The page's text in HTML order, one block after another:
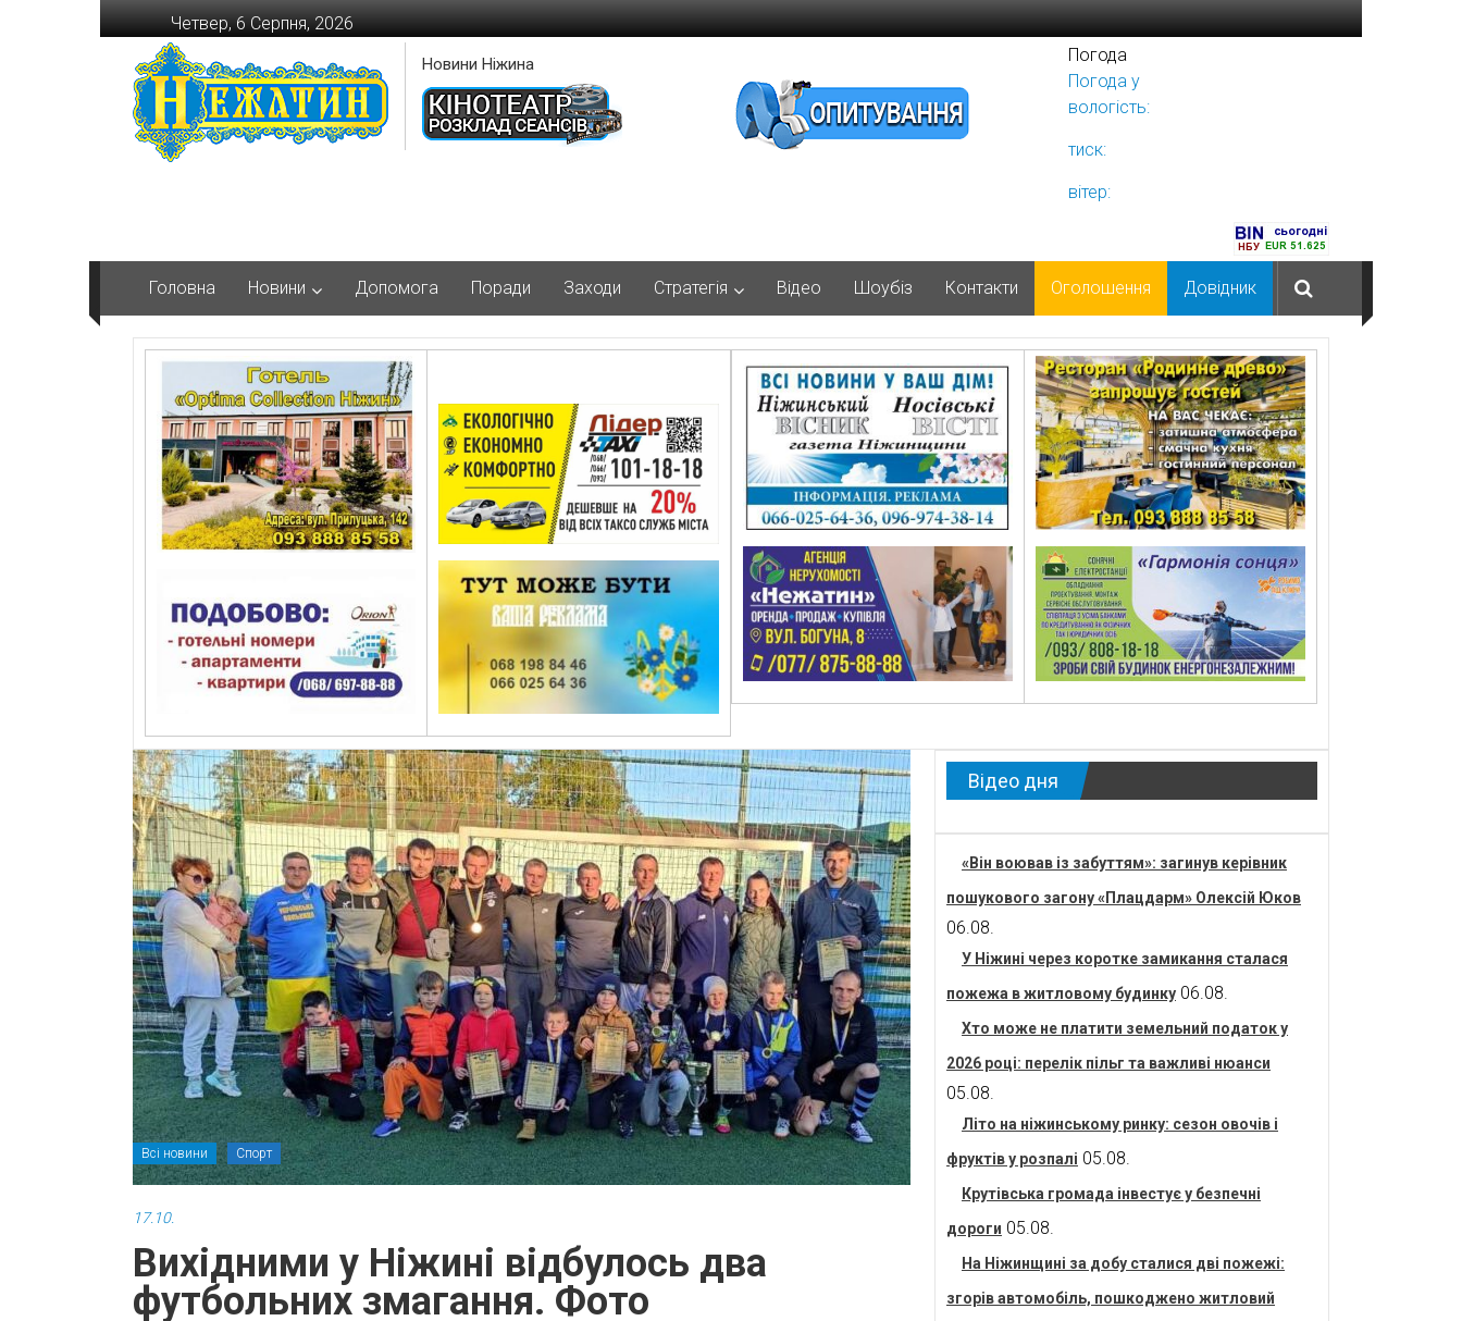
Перейти
до
вмісту
Четвер, 6 Серпня, 2026
Новини Ніжина
Погода
Погода у
вологість:
тиск:
вітер:
Головна Новини Допомога Поради Заходи Стратегія Відео Шоубіз Контакти Оголошення Довідник
Всі новини Спорт
17.10.
Вихідними у Ніжині відбулось два
футбольних змагання. Фото
Відео дня
«Він воював із забуттям»: загинув керівник
пошукового загону «Плацдарм» Олексій Юков
06.08.
У Ніжині через коротке замикання сталася
пожежа в житловому будинку 06.08.
Хто може не платити земельний податок у
2026 році: перелік пільг та важливі нюанси
05.08.
Літо на ніжинському ринку: сезон овочів і
фруктів у розпалі 05.08.
Крутівська громада інвестує у безпечні
дороги 05.08.
На Ніжинщині за добу сталися дві пожежі:
згорів автомобіль, пошкоджено житловий